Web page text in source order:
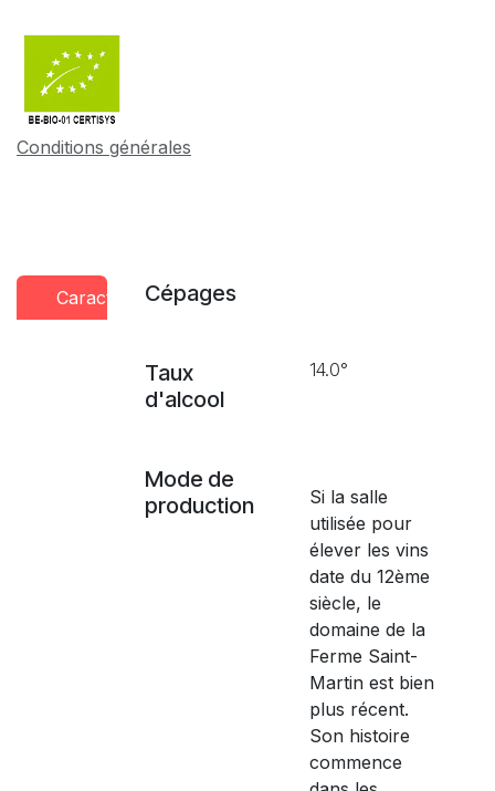
Conditions générales
CaractéristiquesCépages
Taux
d'alcool
14.0°
Mode de
production
Si la salle
utilisée pour
élever les vins
date du 12ème
siècle, le
domaine de la
Ferme Saint-
Martin est bien
plus récent.
Son histoire
commence